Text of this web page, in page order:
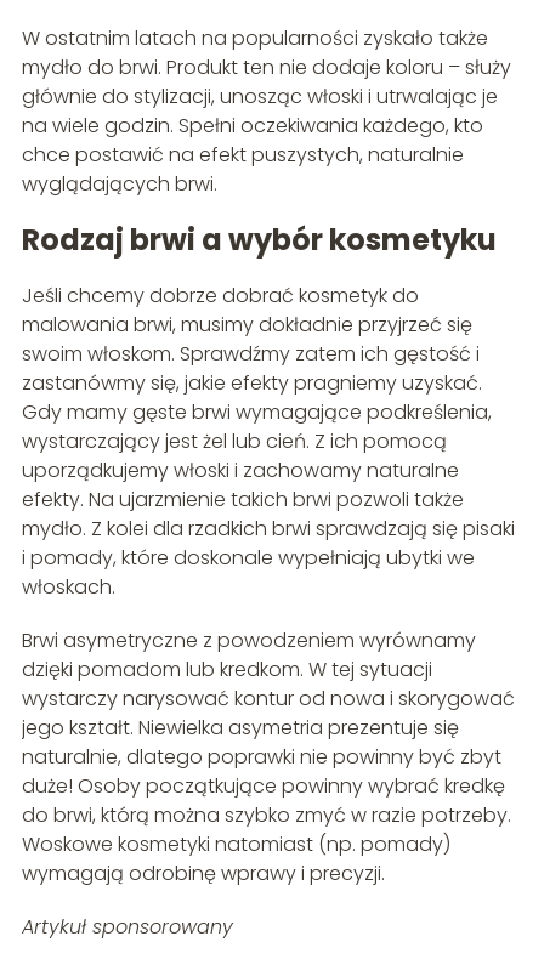
W ostatnim latach na popularności zyskało także
mydło do brwi. Produkt ten nie dodaje koloru – służy
głównie do stylizacji, unosząc włoski i utrwalając je
na wiele godzin. Spełni oczekiwania każdego, kto
chce postawić na efekt puszystych, naturalnie
wyglądających brwi.
Rodzaj brwi a wybór kosmetyku
Jeśli chcemy dobrze dobrać kosmetyk do
malowania brwi, musimy dokładnie przyjrzeć się
swoim włoskom. Sprawdźmy zatem ich gęstość i
zastanówmy się, jakie efekty pragniemy uzyskać.
Gdy mamy gęste brwi wymagające podkreślenia,
wystarczający jest żel lub cień. Z ich pomocą
uporządkujemy włoski i zachowamy naturalne
efekty. Na ujarzmienie takich brwi pozwoli także
mydło. Z kolei dla rzadkich brwi sprawdzają się pisaki
i pomady, które doskonale wypełniają ubytki we
włoskach.
Brwi asymetryczne z powodzeniem wyrównamy
dzięki pomadom lub kredkom. W tej sytuacji
wystarczy narysować kontur od nowa i skorygować
jego kształt. Niewielka asymetria prezentuje się
naturalnie, dlatego poprawki nie powinny być zbyt
duże! Osoby początkujące powinny wybrać kredkę
do brwi, którą można szybko zmyć w razie potrzeby.
Woskowe kosmetyki natomiast (np. pomady)
wymagają odrobinę wprawy i precyzji.
Artykuł sponsorowany